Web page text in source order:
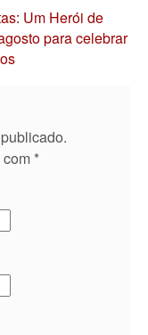
Um Herói de
para celebrar
*